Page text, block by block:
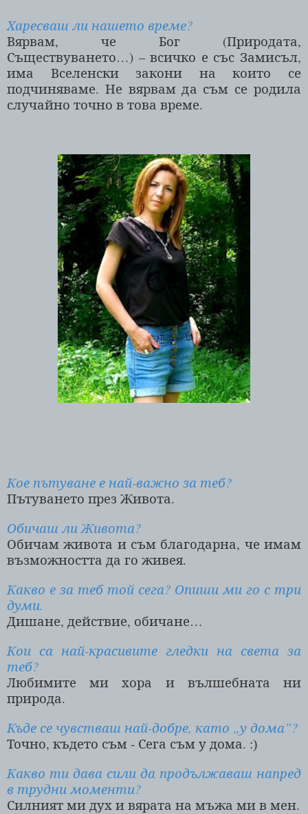
Харесваш ли нашето време?
Вярвам, че Бог (Природата,
Съществуването…) – всичко е със Замисъл,
има Вселенски закони на които се
подчиняваме. Не вярвам да съм се родила
случайно точно в това време.
Кое пътуване е най-важно за теб?
Пътуването през Живота.
Обичаш ли Живота?
Обичам живота и съм благодарна, че имам
възможността да го живея.
Какво е за теб той сега? Опиши ми го с три
думи.
Дишане, действие, обичане…
Кои са най-красивите гледки на света за
теб?
Любимите ми хора и вълшебната ни
природа.
Къде се чувстваш най-добре, като „у дома”?
Точно, където съм - Сега съм у дома. :)
Какво ти дава сили да продължаваш напред
в трудни моменти?
Силният ми дух и вярата на мъжа ми в мен.